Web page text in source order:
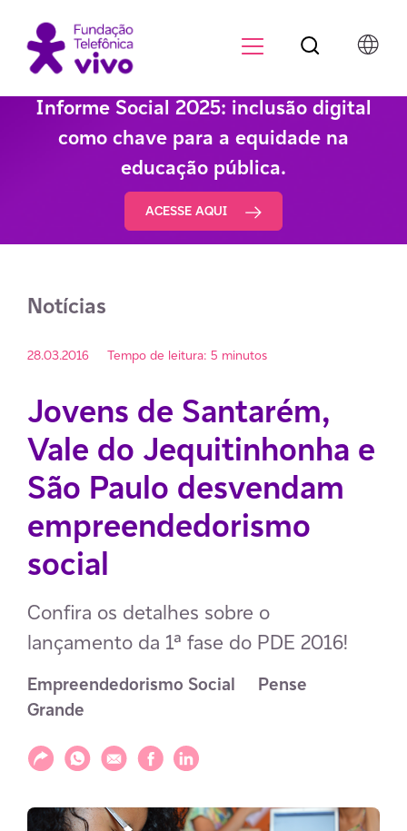
Informe Social 2025: inclusão digital
como chave para a equidade na
educação pública.
ACESSE AQUI
Notícias
28.03.2016 Tempo de leitura: 5 minutos
Jovens de Santarém,
Vale do Jequitinhonha e
São Paulo desvendam
empreendedorismo
social
Confira os detalhes sobre o
lançamento da 1ª fase do PDE 2016!
Empreendedorismo Social
Pense
Grande
Compartilhar
Compartilhar via WhatsApp
Compartilhar via E-mail
Compartilhar via Facebook
Compartilhar via LinkedIn
Botão de